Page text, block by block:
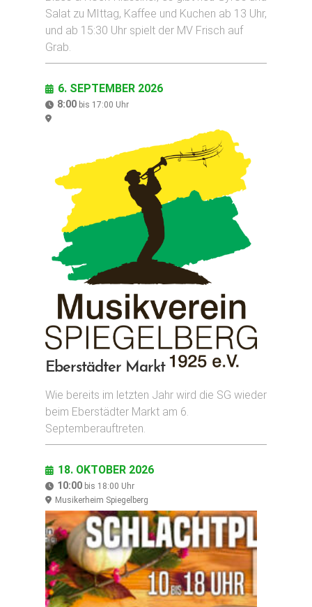
Salat zu MIttag, Kaffee und Kuchen ab 13 Uhr,
und ab 15:30 Uhr spielt der MV Frisch auf
Grab.
6. SEPTEMBER 2026
8:00 bis 17:00 Uhr
Eberstädter Markt
Wie bereits im letzten Jahr wird die SG wieder
beim Eberstädter Markt am 6.
Septemberauftreten.
18. OKTOBER 2026
10:00 bis 18:00 Uhr
Musikerheim Spiegelberg